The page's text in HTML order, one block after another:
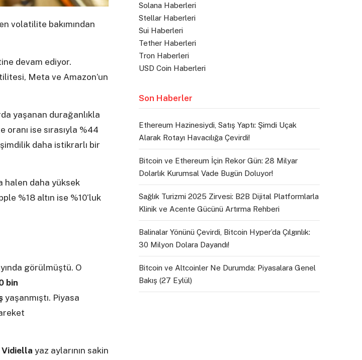
volatilite bakımından
devam ediyor.
Meta ve Amazon’un
yaşanan durağanlıkla
ise sırasıyla %44
daha istikrarlı bir
halen daha yüksek
%18 altın ise %10‘luk
görülmüştü. O
bin
yaşanmıştı. Piyasa
Vidiella yaz aylarının sakin
Solana Haberleri
Stellar Haberleri
Sui Haberleri
Tether Haberleri
Tron Haberleri
USD Coin Haberleri
Son Haberler
Ethereum Hazinesiydi, Satış Yaptı: Şimdi Uçak
Alarak Rotayı Havacılığa Çevirdi!
Bitcoin ve Ethereum İçin Rekor Gün: 28 Milyar
Dolarlık Kurumsal Vade Bugün Doluyor!
Sağlık Turizmi 2025 Zirvesi: B2B Dijital Platformlarla
Klinik ve Acente Gücünü Artırma Rehberi
Balinalar Yönünü Çevirdi, Bitcoin Hyper’da Çılgınlık:
30 Milyon Dolara Dayandı!
Bitcoin ve Altcoinler Ne Durumda: Piyasalara Genel
Bakış (27 Eylül)